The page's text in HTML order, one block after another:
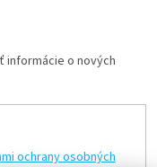
informácie o nových
ochrany osobných